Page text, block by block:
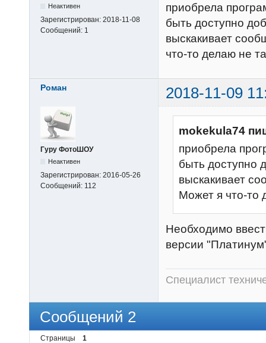
Неактивен
Зарегистрирован: 2018-11-08
Сообщений: 1
приобрела
быть доступно
выскакивает
что-то делаю не
Роман 2018-11-09
Гуру ФотоШОУ
Неактивен
Зарегистрирован: 2016-05-26
Сообщений: 112
mokekula74
приобрела
быть доступно
выскакивает
Может я что-то
Необходимо
версии
Специалист
Сообщений 2
Страницы 1